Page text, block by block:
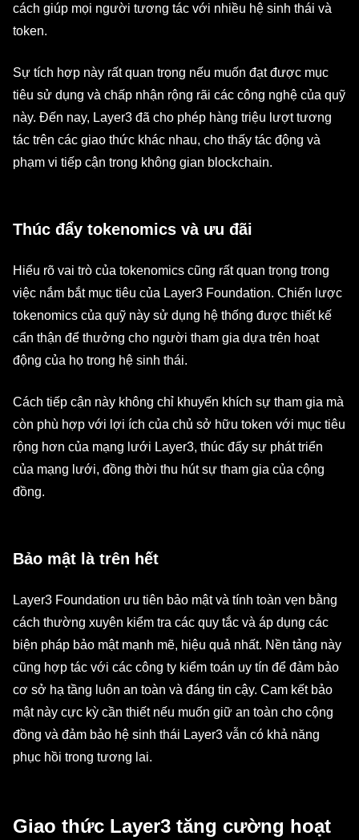
cách giúp mọi người tương tác với nhiều hệ sinh thái và
token.
Sự tích hợp này rất quan trọng nếu muốn đạt được mục
tiêu sử dụng và chấp nhận rộng rãi các công nghệ của quỹ
này. Đến nay, Layer3 đã cho phép hàng triệu lượt tương
tác trên các giao thức khác nhau, cho thấy tác động và
phạm vi tiếp cận trong không gian blockchain.
Thúc đẩy tokenomics và ưu đãi
Hiểu rõ vai trò của tokenomics cũng rất quan trọng trong
việc nắm bắt mục tiêu của Layer3 Foundation. Chiến lược
tokenomics của quỹ này sử dụng hệ thống được thiết kế
cẩn thận để thưởng cho người tham gia dựa trên hoạt
động của họ trong hệ sinh thái.
Cách tiếp cận này không chỉ khuyến khích sự tham gia mà
còn phù hợp với lợi ích của chủ sở hữu token với mục tiêu
rộng hơn của mạng lưới Layer3, thúc đẩy sự phát triển
của mạng lưới, đồng thời thu hút sự tham gia của cộng
đồng.
Bảo mật là trên hết
Layer3 Foundation ưu tiên bảo mật và tính toàn vẹn bằng
cách thường xuyên kiểm tra các quy tắc và áp dụng các
biện pháp bảo mật mạnh mẽ, hiệu quả nhất. Nền tảng này
cũng hợp tác với các công ty kiểm toán uy tín để đảm bảo
cơ sở hạ tầng luôn an toàn và đáng tin cậy. Cam kết bảo
mật này cực kỳ cần thiết nếu muốn giữ an toàn cho cộng
đồng và đảm bảo hệ sinh thái Layer3 vẫn có khả năng
phục hồi trong tương lai.
Giao thức Layer3 tăng cường hoạt